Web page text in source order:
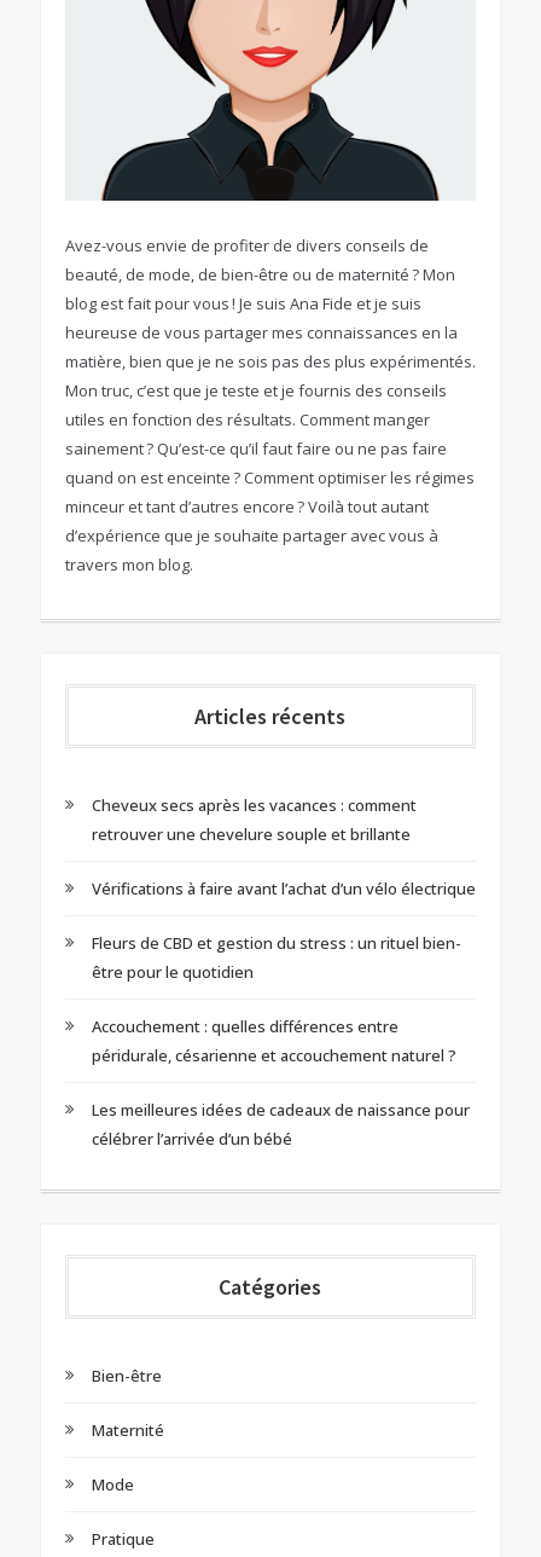
Avez-vous envie de profiter de divers conseils de
beauté, de mode, de bien-être ou de maternité ? Mon
blog est fait pour vous ! Je suis Ana Fide et je suis
heureuse de vous partager mes connaissances en la
matière, bien que je ne sois pas des plus expérimentés.
Mon truc, c’est que je teste et je fournis des conseils
utiles en fonction des résultats. Comment manger
sainement ? Qu’est-ce qu’il faut faire ou ne pas faire
quand on est enceinte ? Comment optimiser les régimes
minceur et tant d’autres encore ? Voilà tout autant
d’expérience que je souhaite partager avec vous à
travers mon blog.
Articles récents
Cheveux secs après les vacances : comment
retrouver une chevelure souple et brillante
Vérifications à faire avant l’achat d’un vélo électrique
Fleurs de CBD et gestion du stress : un rituel bien-
être pour le quotidien
Accouchement : quelles différences entre
péridurale, césarienne et accouchement naturel ?
Les meilleures idées de cadeaux de naissance pour
célébrer l’arrivée d’un bébé
Catégories
Bien-être
Maternité
Mode
Pratique